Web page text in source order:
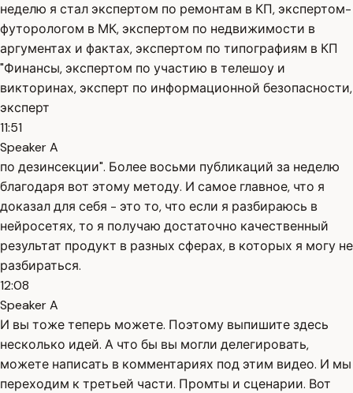
неделю я стал экспертом по ремонтам в КП, экспертом-
футорологом в МК, экспертом по недвижимости в
аргументах и фактах, экспертом по типографиям в КП
"Финансы, экспертом по участию в телешоу и
викторинах, эксперт по информационной безопасности,
эксперт
11:51
Speaker A
по дезинсекции". Более восьми публикаций за неделю
благодаря вот этому методу. И самое главное, что я
доказал для себя - это то, что если я разбираюсь в
нейросетях, то я получаю достаточно качественный
результат продукт в разных сферах, в которых я могу не
разбираться.
12:08
Speaker A
И вы тоже теперь можете. Поэтому выпишите здесь
несколько идей. А что бы вы могли делегировать,
можете написать в комментариях под этим видео. И мы
переходим к третьей части. Промты и сценарии. Вот